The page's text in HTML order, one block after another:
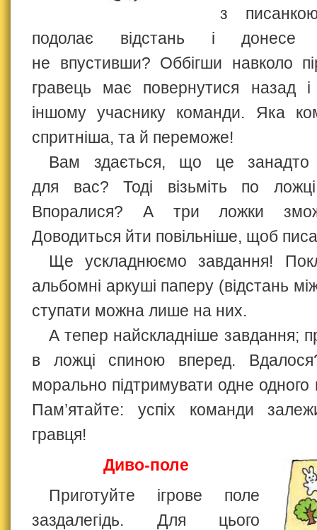
з
подолає відстань і донесе
не впустивши? Оббігши навколо
гравець має повернутися назад
іншому учаснику команди. Яка
спритніша, та й переможе!
Вам здається, що це занадто
для вас? Тоді візьміть по
Впоралися? А три ложки
Доводиться йти повільніше, щоб
Ще ускладнюємо завдання!
альбомні аркуші паперу (відстань
ступати можна лише на них.
А тепер найскладніше завдання;
в ложці спиною вперед.
морально підтримувати одне одного
Пам’ятайте: успіх команди
гравця!
Диво-поле
Приготуйте ігрове поле
заздалегідь. Для цього